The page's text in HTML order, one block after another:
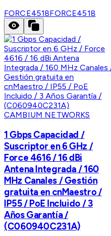
FORCE4518FORCE4518
CAMBIUM NETWORKS
1 Gbps Capacidad /
Suscriptor en 6 GHz /
Force 4616 / 16 dBi
Antena Integrada / 160
MHz Canales / Gestión
gratuita en cnMaestro /
IP55 / PoE Incluido / 3
Años Garantía /
(C060940C231A)